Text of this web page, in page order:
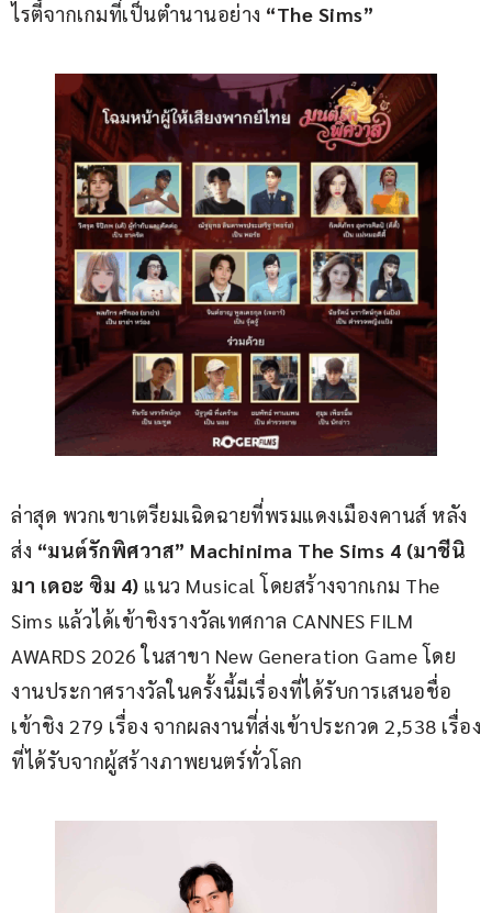
ไรตี้จากเกมที่เป็นตำนานอย่าง “The Sims”
ล่าสุด พวกเขาเตรียมเฉิดฉายที่พรมแดงเมืองคานส์ หลัง
ส่ง “มนต์รักพิศวาส” Machinima The Sims 4 (มาชีนิ
มา เดอะ ซิม 4) แนว Musical โดยสร้างจากเกม The
Sims แล้วได้เข้าชิงรางวัลเทศกาล CANNES FILM
AWARDS 2026 ในสาขา New Generation Game โดย
งานประกาศรางวัลในครั้งนี้มีเรื่องที่ได้รับการเสนอชื่อ
เข้าชิง 279 เรื่อง จากผลงานที่ส่งเข้าประกวด 2,538 เรื่อง
ที่ได้รับจากผู้สร้างภาพยนตร์ทั่วโลก